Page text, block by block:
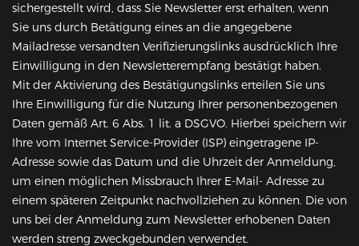
sichergestellt wird, dass Sie Newsletter erst erhalten, wenn
Sie uns durch Betätigung eines an die angegebene
Mailadresse versandten Verifizierungslinks ausdrücklich Ihre
Einwilligung in den Newsletterempfang bestätigt haben.
Mit der Aktivierung des Bestätigungslinks erteilen Sie uns
Ihre Einwilligung für die Nutzung Ihrer personenbezogenen
Daten gemäß Art. 6 Abs. 1 lit. a DSGVO. Hierbei speichern wir
Ihre vom Internet Service-Provider (ISP) eingetragene IP-
Adresse sowie das Datum und die Uhrzeit der Anmeldung,
um einen möglichen Missbrauch Ihrer E-Mail- Adresse zu
einem späteren Zeitpunkt nachvollziehen zu können. Die von
uns bei der Anmeldung zum Newsletter erhobenen Daten
werden streng zweckgebunden verwendet.